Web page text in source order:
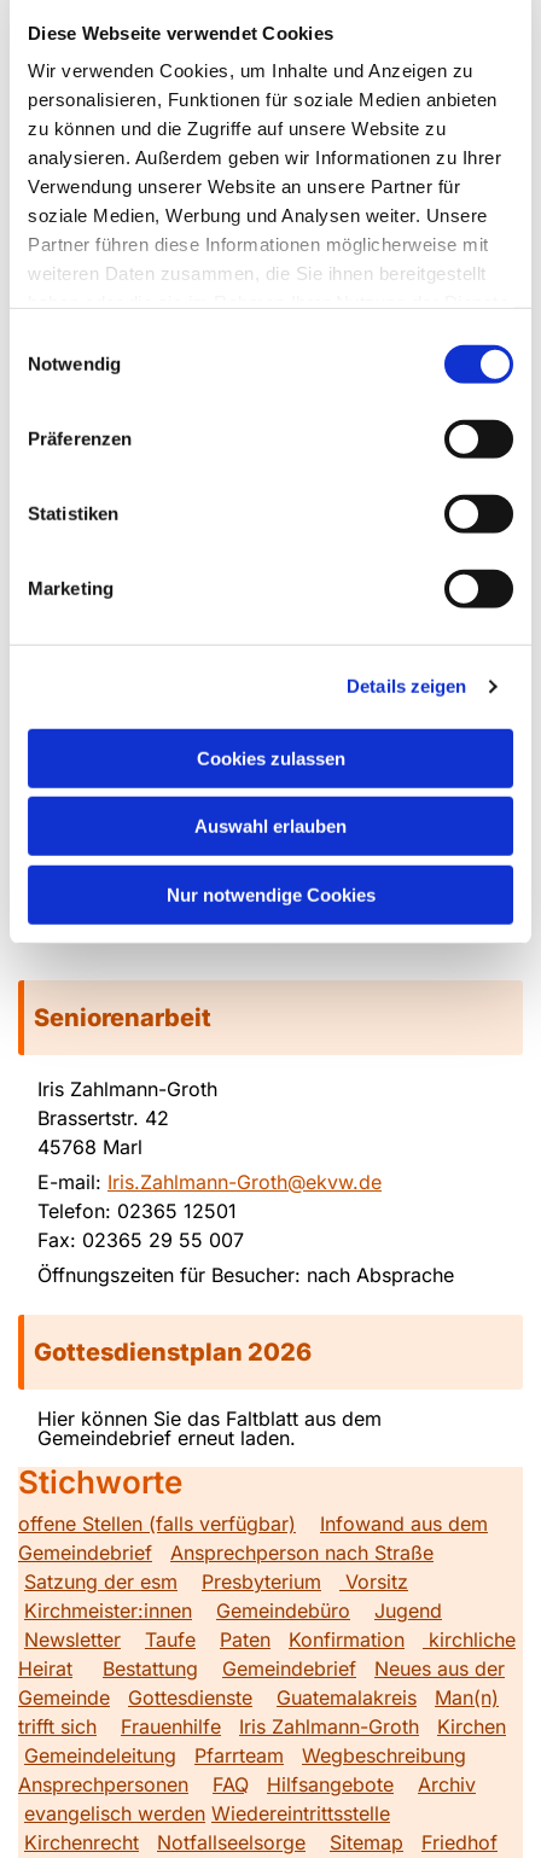
Diese Webseite verwendet Cookies
Wir verwenden Cookies, um Inhalte und Anzeigen zu
personalisieren, Funktionen für soziale Medien anbieten
zu können und die Zugriffe auf unsere Website zu
analysieren. Außerdem geben wir Informationen zu Ihrer
Verwendung unserer Website an unsere Partner für
soziale Medien, Werbung und Analysen weiter. Unsere
Partner führen diese Informationen möglicherweise mit
weiteren Daten zusammen, die Sie ihnen bereitgestellt
Notwendig
Präferenzen
Statistiken
Marketing
Details zeigen
Cookies zulassen
Auswahl erlauben
Nur notwendige Cookies
09.00 Uhr bis 12.00 Uhr
Mi.:
15.30 Uhr bis 17.30 Uhr
Melden Sie sich zum Newsletter an
Evangelische Jugend
Seniorenarbeit
Iris Zahlmann-Groth
Brassertstr. 42
45768 Marl
E-mail: Iris.Zahlmann-Groth@ekvw.de
Telefon: 02365 12501
Fax: 02365 29 55 007
Öffnungszeiten für Besucher: nach Absprache
Gottesdienstplan 2026
Hier können Sie das Faltblatt aus dem
Gemeindebrief erneut laden.
Stichworte
offene Stellen (falls verfügbar)
Infowand aus dem
Gemeindebrief
Ansprechperson nach Straße
Satzung der esm
Presbyterium
Vorsitz
Kirchmeister:innen
Gemeindebüro
Jugend
Newsletter
Taufe Paten Konfirmation
kirchliche
Heirat
Bestattung Gemeindebrief
Neues aus der
Gemeinde
Gottesdienste Guatemalakreis
Man(n)
trifft sich
Frauenhilfe Iris Zahlmann-Groth
Kirchen
Gemeindeleitung
Pfarrteam
Wegbeschreibung
Ansprechpersonen
FAQ Hilfsangebote
Archiv
evangelisch werden Wiedereintrittsstelle
Kirchenrecht
Notfallseelsorge Sitemap
Friedhof